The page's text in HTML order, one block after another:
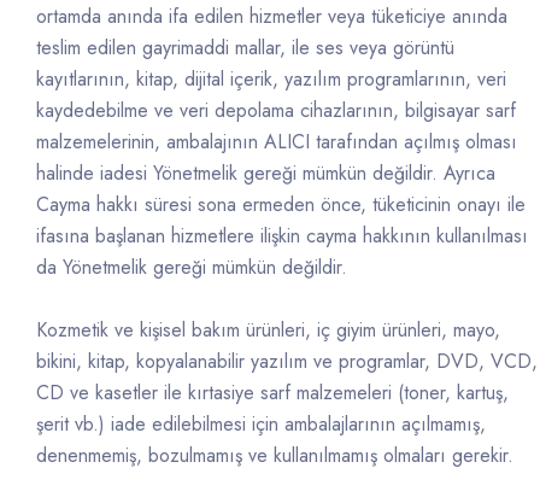
ortamda anında ifa edilen hizmetler veya tüketiciye anında
teslim edilen gayrimaddi mallar, ile ses veya görüntü
kayıtlarının, kitap, dijital içerik, yazılım programlarının, veri
kaydedebilme ve veri depolama cihazlarının, bilgisayar sarf
malzemelerinin, ambalajının ALICI tarafından açılmış olması
halinde iadesi Yönetmelik gereği mümkün değildir. Ayrıca
Cayma hakkı süresi sona ermeden önce, tüketicinin onayı ile
ifasına başlanan hizmetlere ilişkin cayma hakkının kullanılması
da Yönetmelik gereği mümkün değildir.
Kozmetik ve kişisel bakım ürünleri, iç giyim ürünleri, mayo,
bikini, kitap, kopyalanabilir yazılım ve programlar, DVD, VCD,
CD ve kasetler ile kırtasiye sarf malzemeleri (toner, kartuş,
şerit vb.) iade edilebilmesi için ambalajlarının açılmamış,
denenmemiş, bozulmamış ve kullanılmamış olmaları gerekir.